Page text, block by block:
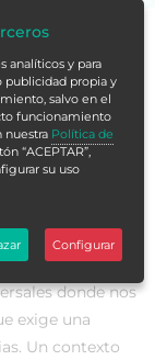
años a
de
económicos,
a los
donde nos
exige una
Un contexto
analíticos y para
publicidad propia y
salvo en el
funcionamiento
nuestra Política de
“ACEPTAR”,
su uso
Configurar